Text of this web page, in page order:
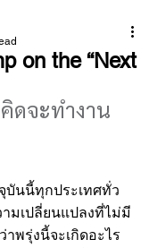
on the “Next
ดจะทำงาน
บันนี้ทุกประเทศทั่ว
มเปลี่ยนแปลงที่ไม่มี
พรุ่งนี้จะเกิดอะไร